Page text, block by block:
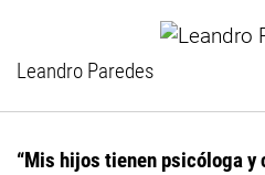
Leandro Paredes
“Mis hijos tienen psicóloga y